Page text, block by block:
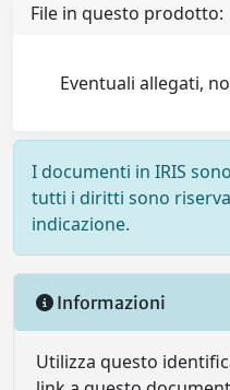
File in questo prodotto:
Eventuali allegati,
I documenti in IRIS
tutti i diritti sono
indicazione.
Informazioni
Utilizza questo